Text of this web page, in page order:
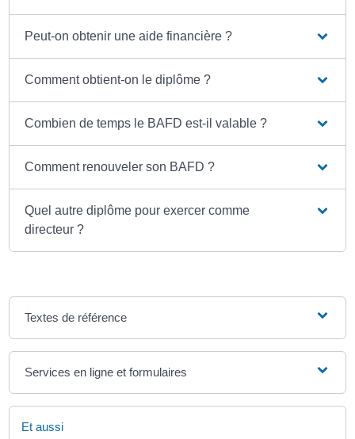
Peut-on obtenir une aide financière ?
Comment obtient-on le diplôme ?
Combien de temps le BAFD est-il valable ?
Comment renouveler son BAFD ?
Quel autre diplôme pour exercer comme
directeur ?
Textes de référence
Services en ligne et formulaires
Et aussi